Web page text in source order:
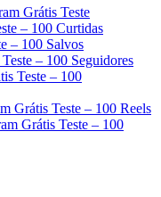
Grátis Teste
– 100 Curtidas
– 100 Salvos
– 100 Seguidores
Teste – 100
Grátis Teste – 100 Reels
Grátis Teste – 100